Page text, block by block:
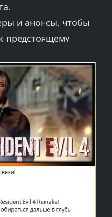
и анонсы, чтобы
предстоящему